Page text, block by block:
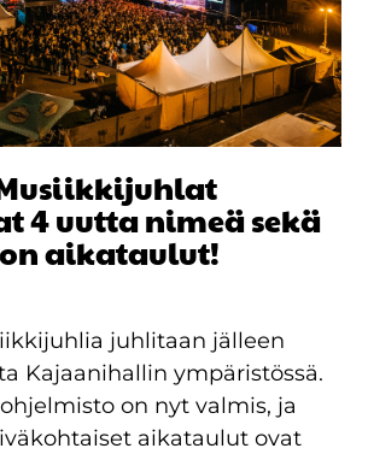
4 uutta nimeä sekä
aikataulut!
juhlitaan jälleen
Kajaanihallin ympäristössä.
on nyt valmis, ja
aikataulut ovat